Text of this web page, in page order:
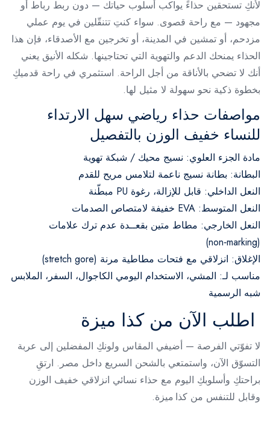
لأنكِ تستحقين حذاءً يواكب أسلوب حياتك — دون ربط رباط أو
مجهود — مع راحة قصوى. سواء كنتِ تتنقّلين في يوم عملي
مزدحم، أو تمشين في المدينة، أو تخرجين مع الأصدقاء، فإن هذا
الحذاء يمنحك الدعم والتهوية التي تحتاجينها. شكله الأنيق يعني
أنك لا تضحي بالأناقة من أجل الراحة. استثمري في راحة قدميكِ
بخطوة ذكية نحو سهولة لا مثيل لها.
مواصفات حذاء رياضي سهل الارتداء
للنساء خفيف الوزن بالتفصيل
مادة الجزء العلوي: نسيج محيك / شبكة تهوية
البطانة: بطانة نسيج ناعمة لتلامس مريح للقدم
النعل الداخلي: قابل للإزالة، رغوة PU مبطّنة
النعل المتوسط: EVA خفيفة لامتصاص الصدمات
النعل الخارجي: مطاط متين بقعــدة عدم ترك علامات
(non‑marking)
الإغلاق: انزلاقي مع فتحات مطاطية مرنة (stretch gore)
مناسب لـ: المشي، الاستخدام اليومي الكاجوال، السفر، الملابس
شبه الرسمية
اطلب الآن من كذا ميزة
لا تفوّتي الفرصة — أضيفي المقاس ولونكِ المفضلين إلى عربة
التسوّق الآن، واستمتعي بالشحن السريع داخل مصر. ارتقِ
براحتكِ وأسلوبكِ اليوم مع حذاء نسائي انزلاقي خفيف الوزن
وقابل للتنفس من كذا ميزة.